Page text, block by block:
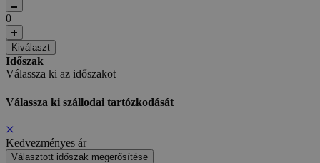
0
Kiválaszt
Időszak
Válassza ki az időszakot
Válassza ki szállodai tartózkodását
Kedvezményes ár
Választott időszak megerősítése